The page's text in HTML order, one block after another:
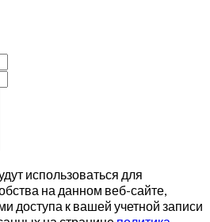
использоваться для
на данном веб-сайте,
доступа к вашей учетной записи